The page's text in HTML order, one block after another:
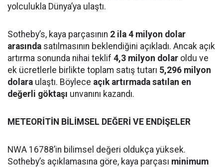
yolculukla Dünya’ya ulaştı.
Sotheby’s, kaya parçasının 2 ila 4 milyon dolar
arasında satılmasının beklendiğini açıkladı. Ancak açık
artırma sonunda nihai teklif 4,3 milyon dolar oldu ve
ek ücretlerle birlikte toplam satış tutarı 5,296 milyon
dolara ulaştı. Böylece açık artırmada satılan en
değerli göktaşı unvanını kazandı.
METEORİTİN BİLİMSEL DEĞERİ VE ENDİŞELER
NWA 16788’in bilimsel değeri oldukça yüksek.
Sotheby’s açıklamasına göre, kaya parçası minimum